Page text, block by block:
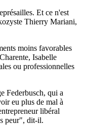
Et ce n'est
Thierry Mariani,
moins favorables
Isabelle
ou professionnelles
Federbusch, qui a
eu plus de mal à
libéral
peur", dit-il.